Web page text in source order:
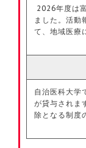
2026年度は
ました。活動
て、地域医療
自治医科大学
が貸与されま
除となる制度